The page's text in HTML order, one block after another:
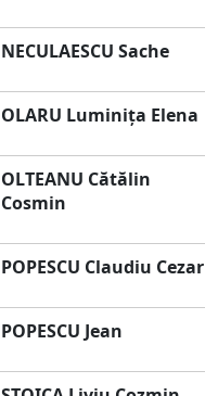
NECULAESCU Sache
OLARU Luminiţa Elena
OLTEANU Cătălin
Cosmin
POPESCU Claudiu Cezar
POPESCU Jean